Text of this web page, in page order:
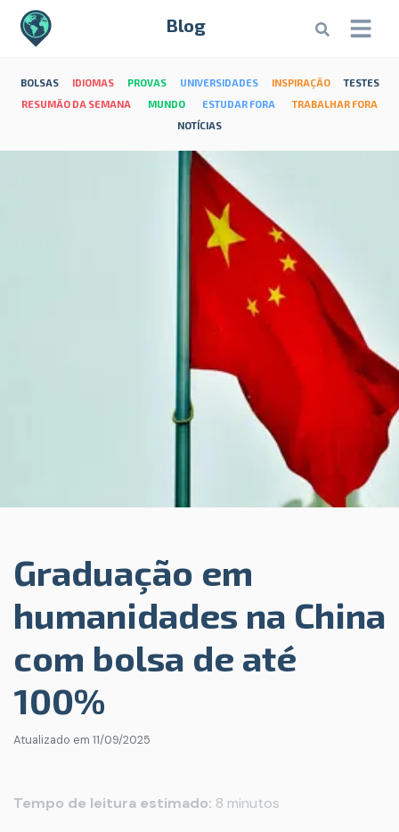
Blog
BOLSAS IDIOMAS PROVAS UNIVERSIDADES INSPIRAÇÃO
TESTES
RESUMÃO DA SEMANA
MUNDO ESTUDAR FORA
TRABALHAR FORA
NOTÍCIAS
Graduação em
humanidades na China
com bolsa de até
100%
Atualizado em 11/09/2025
Tempo de leitura estimado: 8 minutos